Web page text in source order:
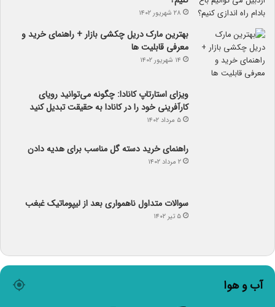
۲۸ شهریور ۱۴۰۲
بهترین مارک دریل چکشی بازار + راهنمای خرید و
معرفی قابلیت ها
۱۴ شهریور ۱۴۰۲
ویزای استارتاپ کانادا: چگونه می‌توانید رویای
کارآفرینی خود را در کانادا به حقیقت تبدیل کنید
۵ مرداد ۱۴۰۲